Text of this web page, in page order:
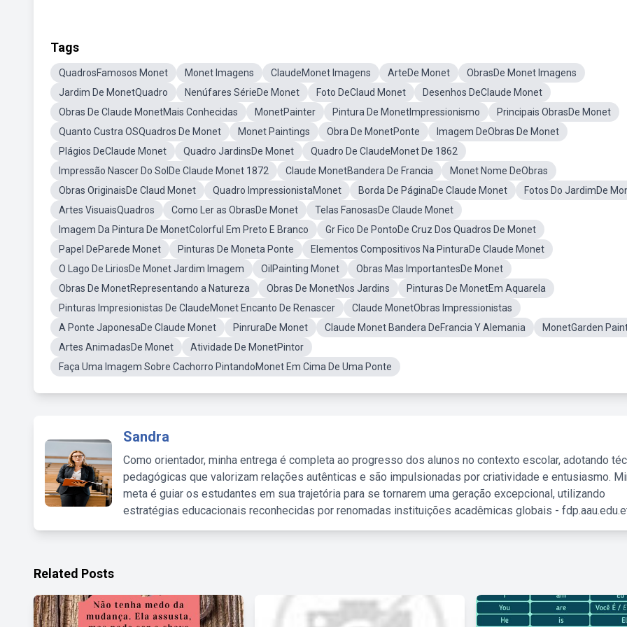
Tags
QuadrosFamosos Monet Monet Imagens ClaudeMonet Imagens ArteDe Monet
ObrasDe Monet Imagens
Jardim De MonetQuadro
Nenúfares SérieDe Monet Foto DeClaud Monet
Desenhos DeClaude Monet
Obras De Claude MonetMais Conhecidas
MonetPainter Pintura De MonetImpressionismo
Principais ObrasDe Monet
Quanto Custra OSQuadros De Monet
Monet Paintings Obra De MonetPonte
Imagem DeObras De Monet
Plágios DeClaude Monet
Quadro JardinsDe Monet
Quadro De ClaudeMonet De 1862
Impressão Nascer Do SolDe Claude Monet 1872
Claude MonetBandera De Francia
Monet Nome DeObras
Obras OriginaisDe Claud Monet
Quadro ImpressionistaMonet Borda De PáginaDe Claude Monet
Fotos Do JardimDe
Artes VisuaisQuadros
Como Ler as ObrasDe Monet
Telas FanosasDe Claude Monet
Imagem Da Pintura De MonetColorful Em Preto E Branco
Gr Fico De PontoDe Cruz Dos Quadros De Monet
Papel DeParede Monet
Pinturas De Moneta Ponte
Elementos Compositivos Na PinturaDe Claude Monet
O Lago De LiriosDe Monet Jardim Imagem
OilPainting Monet
Obras Mas ImportantesDe Monet
Obras De MonetRepresentando a Natureza
Obras De MonetNos Jardins
Pinturas De MonetEm Aquarela
Pinturas Impresionistas De ClaudeMonet Encanto De Renascer
Claude MonetObras Impressionistas
A Ponte JaponesaDe Claude Monet
PinruraDe Monet Claude Monet Bandera DeFrancia Y Alemania
MonetGarden
Artes AnimadasDe Monet
Atividade De MonetPintor
Faça Uma Imagem Sobre Cachorro PintandoMonet Em Cima De Uma Ponte
Sandra
Como orientador, minha entrega é completa ao progresso dos alunos no contexto escolar, adotando
pedagógicas que valorizam relações autênticas e são impulsionadas por criatividade e entusiasmo.
meta é guiar os estudantes em sua trajetória para se tornarem uma geração excepcional, utilizando
estratégias educacionais reconhecidas por renomadas instituições acadêmicas globais -
Related Posts